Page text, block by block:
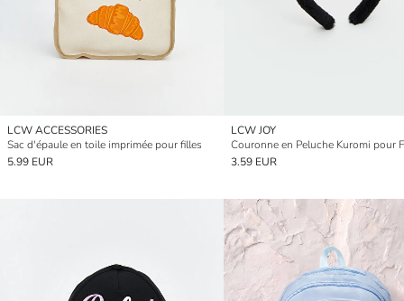
LCW ACCESSORIES
Sac d'épaule en toile imprimée pour filles
5.99 EUR
LCW JOY
Couronne en Peluche Kuromi pour
3.59 EUR